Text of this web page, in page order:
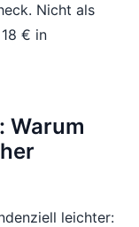
Nicht als
€ in
Warum
leichter: